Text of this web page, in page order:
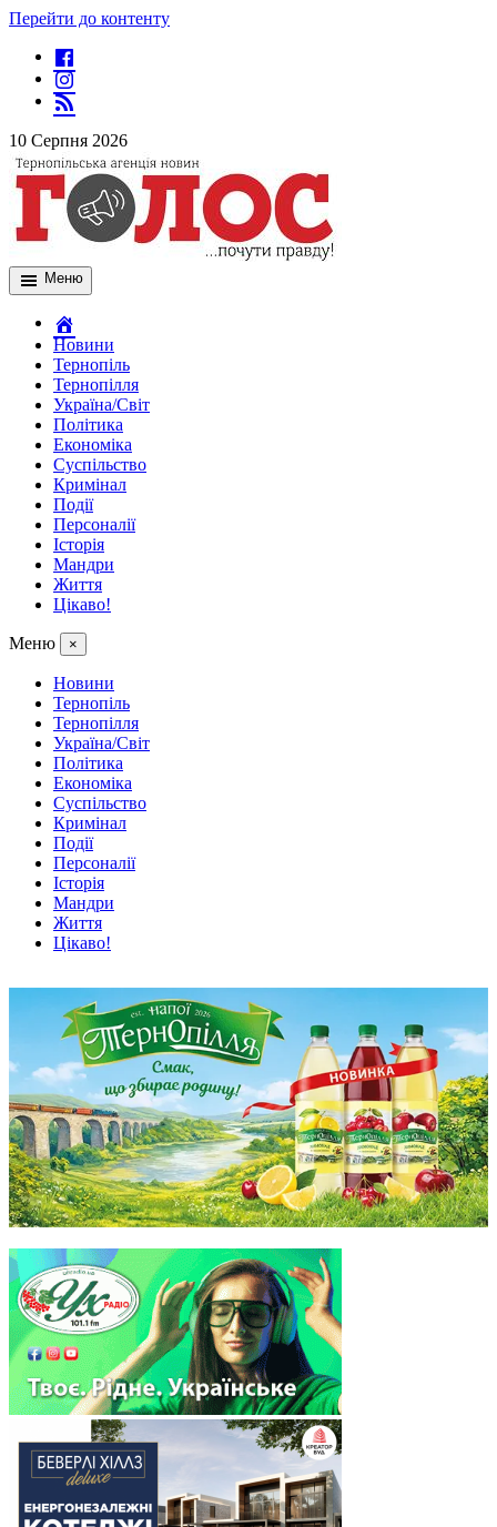
Перейти до контенту
10 Серпня 2026
Меню
Новини
Тернопіль
Тернопілля
Україна/Світ
Політика
Економіка
Суспільство
Кримінал
Події
Персоналії
Історія
Мандри
Життя
Цікаво!
Меню ×
Новини
Тернопіль
Тернопілля
Україна/Світ
Політика
Економіка
Суспільство
Кримінал
Події
Персоналії
Історія
Мандри
Життя
Цікаво!